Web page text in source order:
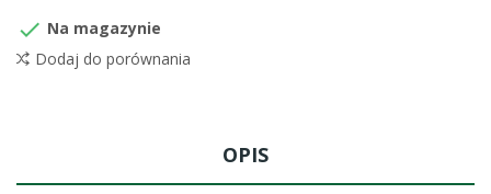
 Na magazynie
Dodaj do porównania
OPIS